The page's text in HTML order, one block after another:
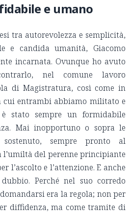
e umano
tra autorevolezza e semplicità,
e candida umanità, Giacomo
incarnata. Ovunque ho avuto
nel comune lavoro
di Magistratura, così come in
cui entrambi abbiamo militato e
stato sempre un formidabile
Mai inopportuno o sopra le
sempre pronto al
l’umiltà del perenne principiante
l’ascolto e l’attenzione. E anche
Perché nel suo corredo
era la regola; non per
diffidenza, ma come tramite di